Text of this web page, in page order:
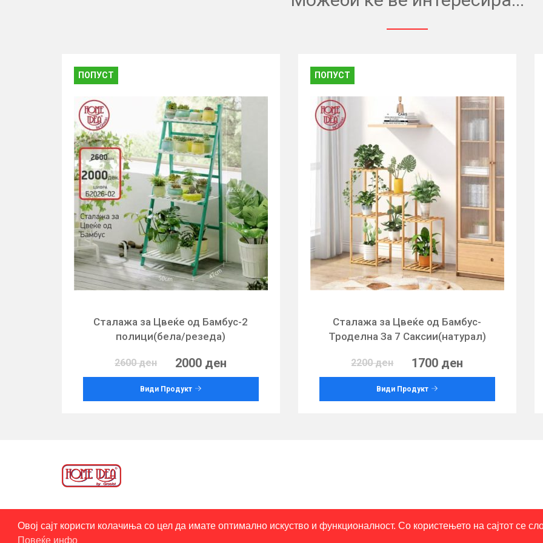
ПОПУСТ
Сталажа за Цвеќе од Бамбус-2
полици(бела/резеда)
2600 ден 2000 ден
Види Продукт
ПОПУСТ
Сталажа за Цвеќе од Бамбус-
Троделна За 7 Саксии(натурал)
2200 ден 1700 ден
Види Продукт
© 2026
Овој сајт користи колачиња со цел да имате оптимално искуство и функционалност. Со користењето на сајтот се
Повеќе инфо